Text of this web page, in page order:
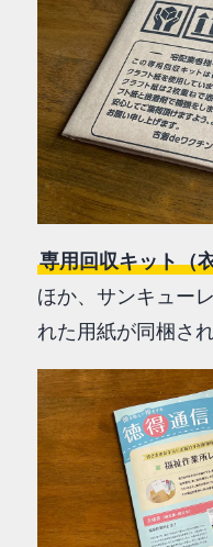
専用回収キット（
ほか、サンキュー
れた用紙が同梱さ